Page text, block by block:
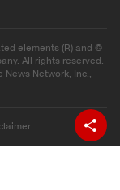
elements (R) and ©
All rights reserved.
News Network, Inc.,